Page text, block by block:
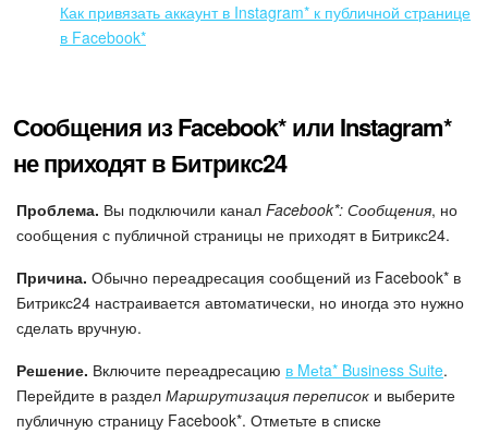
Как привязать аккаунт в Instagram* к публичной странице
в Facebook*
Сообщения из Facebook* или Instagram*
не приходят в Битрикс24
Проблема. Вы подключили канал Facebook*: Сообщения, но
сообщения с публичной страницы не приходят в Битрикс24.
Причина. Обычно переадресация сообщений из Facebook* в
Битрикс24 настраивается автоматически, но иногда это нужно
сделать вручную.
Решение. Включите переадресацию в Mеta* Business Suite.
Перейдите в раздел Маршрутизация переписок и выберите
публичную страницу Facebook*. Отметьте в списке